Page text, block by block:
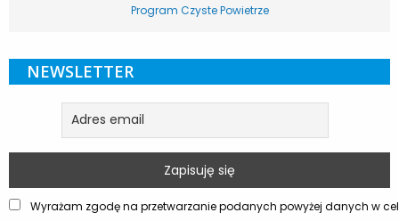
Program Czyste Powietrze
NEWSLETTER
Wyrażam zgodę na przetwarzanie podanych powyżej danych w